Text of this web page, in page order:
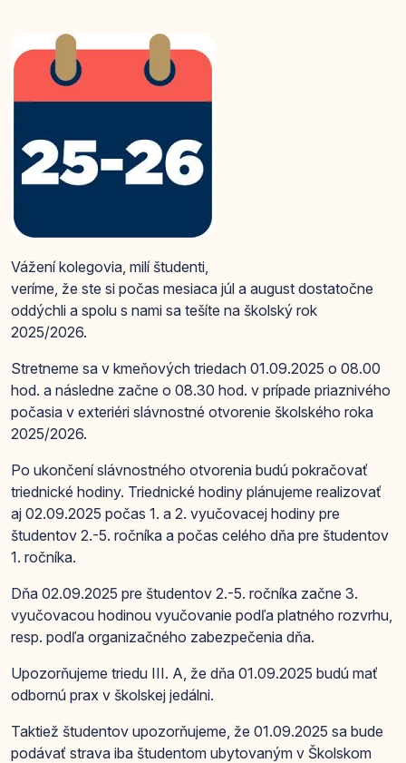
Vážení kolegovia, milí študenti,
veríme, že ste si počas mesiaca júl a august dostatočne
oddýchli a spolu s nami sa tešíte na školský rok
2025/2026.
Stretneme sa v kmeňových triedach 01.09.2025 o 08.00
hod. a následne začne o 08.30 hod. v prípade priaznivého
počasia v exteriéri slávnostné otvorenie školského roka
2025/2026.
Po ukončení slávnostného otvorenia budú pokračovať
triednické hodiny. Triednické hodiny plánujeme realizovať
aj 02.09.2025 počas 1. a 2. vyučovacej hodiny pre
študentov 2.-5. ročníka a počas celého dňa pre študentov
1. ročníka.
Dňa 02.09.2025 pre študentov 2.-5. ročníka začne 3.
vyučovacou hodinou vyučovanie podľa platného rozvrhu,
resp. podľa organizačného zabezpečenia dňa.
Upozorňujeme triedu III. A, že dňa 01.09.2025 budú mať
odbornú prax v školskej jedálni.
Taktiež študentov upozorňujeme, že 01.09.2025 sa bude
podávať strava iba študentom ubytovaným v Školskom